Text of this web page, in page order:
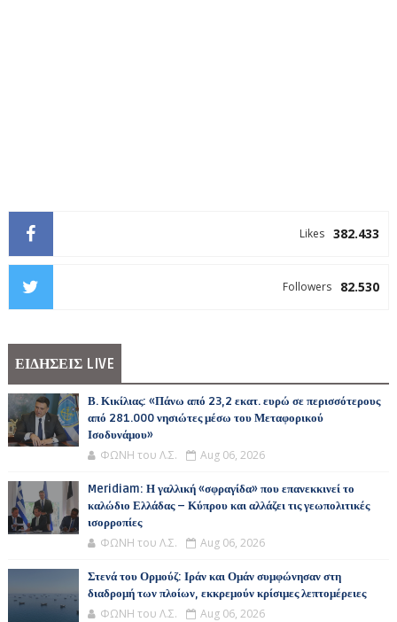
382.433
Likes
82.530
Followers
ΕΙΔΗΣΕΙΣ LIVE
Β. Κικίλιας: «Πάνω από 23,2 εκατ. ευρώ σε περισσότερους
από 281.000 νησιώτες μέσω του Μεταφορικού
Ισοδυνάμου»
ΦΩΝΗ του Λ.Σ. Aug 06, 2026
Meridiam: Η γαλλική «σφραγίδα» που επανεκκινεί το
καλώδιο Ελλάδας – Κύπρου και αλλάζει τις γεωπολιτικές
ισορροπίες
ΦΩΝΗ του Λ.Σ. Aug 06, 2026
Στενά του Ορμούζ: Ιράν και Ομάν συμφώνησαν στη
διαδρομή των πλοίων, εκκρεμούν κρίσιμες λεπτομέρειες
ΦΩΝΗ του Λ.Σ. Aug 06, 2026